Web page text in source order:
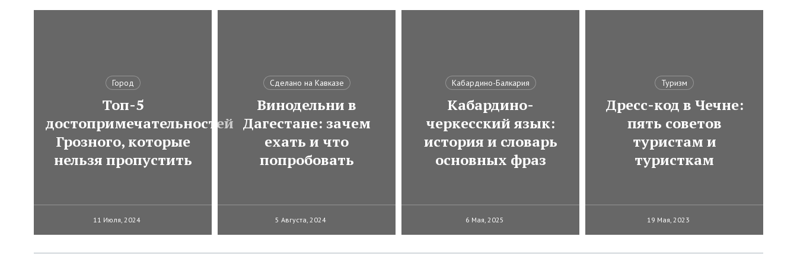
Город
Топ-5
достопримечательностей
Грозного, которые
нельзя пропустить
11 Июля, 2024
Сделано на Кавказе
Винодельни в
Дагестане: зачем
ехать и что
попробовать
5 Августа, 2024
Кабардино-Балкария
Кабардино-
черкесский язык:
история и словарь
основных фраз
6 Мая, 2025
Туризм
Дресс-код в Чечне:
пять советов
туристам и
туристкам
19 Мая, 2023